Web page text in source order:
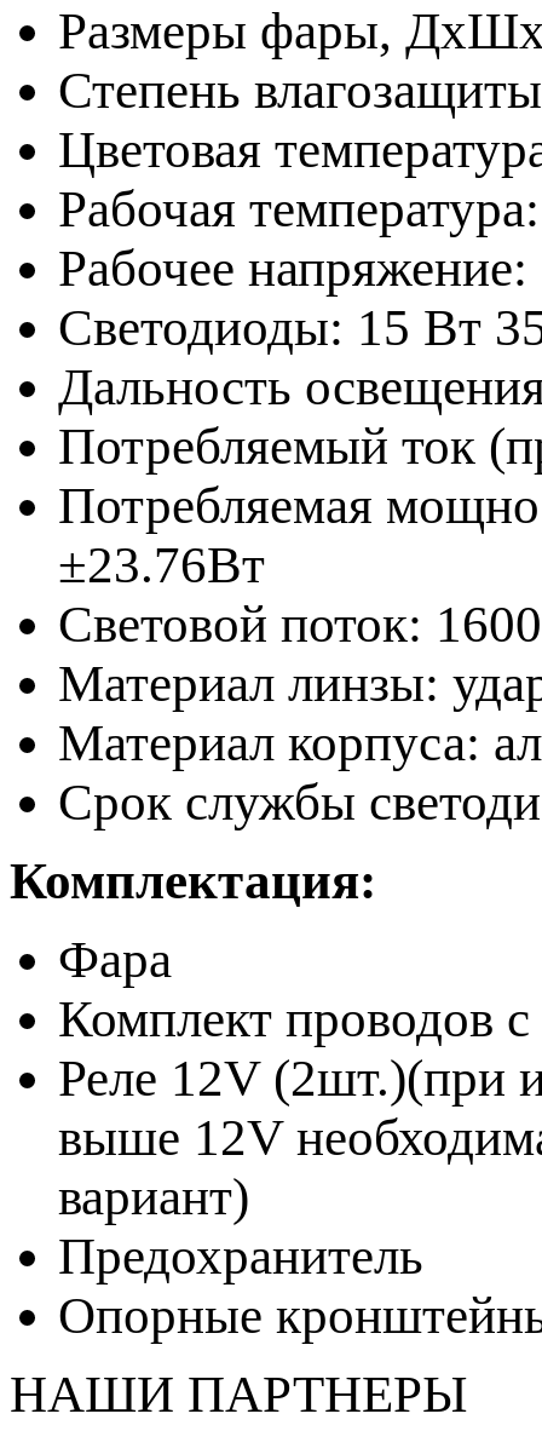
Размеры фары,
Степень
Цветовая
Рабочая
Рабочее
Светодиоды: 15 Вт
Дальность
Потребляемый ток
Потребляемая
±23.76Вт
Световой поток:
Материал линзы:
Материал корпуса:
Срок службы
Комплектация:
Фара
Комплект проводов
Реле 12V (2шт.)(при
выше 12V
вариант)
Предохранитель
Опорные
НАШИ ПАРТНЕРЫ